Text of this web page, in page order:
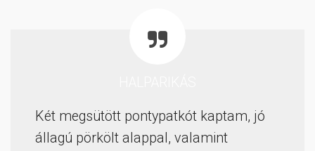
Két megsütött pontypatkót kaptam, jó
állagú pörkölt alappal, valamint